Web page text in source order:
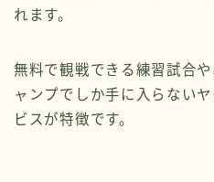
れます。
無料で観戦できる練習試合
ャンプでしか手に入らない
ビスが特徴です。